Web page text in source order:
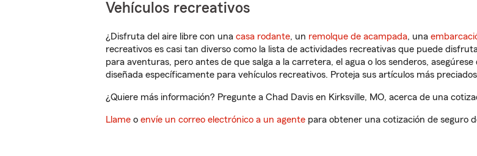
Vehículos recreativos
¿Disfruta del aire libre con una casa rodante, un remolque de acampada, una
recreativos es casi tan diverso como la lista de actividades recreativas que puede
para aventuras, pero antes de que salga a la carretera, el agua o los senderos,
diseñada específicamente para vehículos recreativos. Proteja sus artículos más
¿Quiere más información? Pregunte a Chad Davis en Kirksville, MO, acerca de una
Llame o envíe un correo electrónico a un agente para obtener una cotización de seguro